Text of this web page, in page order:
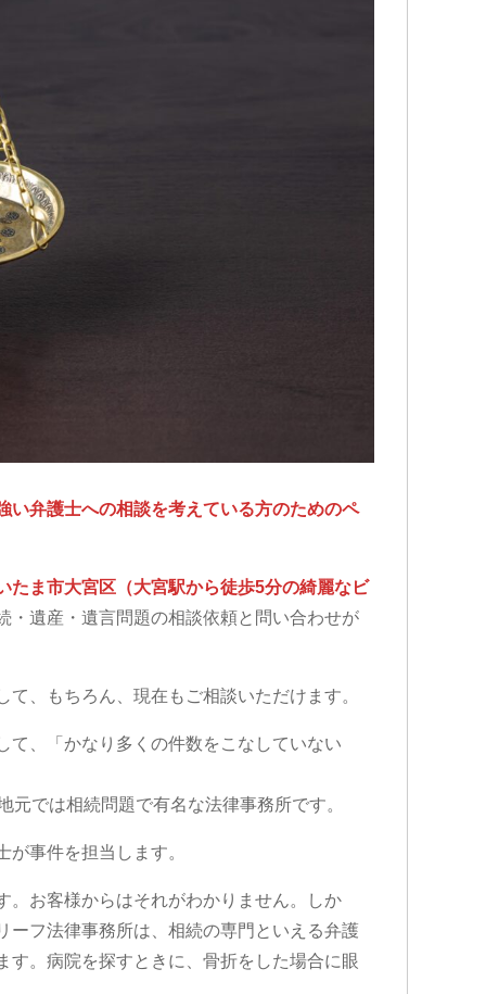
い弁護士への相談を考えている方のためのペ
たま市大宮区（大宮駅から徒歩5分の綺麗なビ
・遺産・遺言問題の相談依頼と問い合わせが
、もちろん、現在もご相談いただけます。
て、「かなり多くの件数をこなしていない
では相続問題で有名な法律事務所です。
事件を担当します。
。お客様からはそれがわかりません。しか
ーフ法律事務所は、相続の専門といえる弁護
す。病院を探すときに、骨折をした場合に眼